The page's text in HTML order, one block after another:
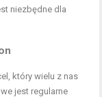
niezbędne dla
który wielu z nas
jest regularne